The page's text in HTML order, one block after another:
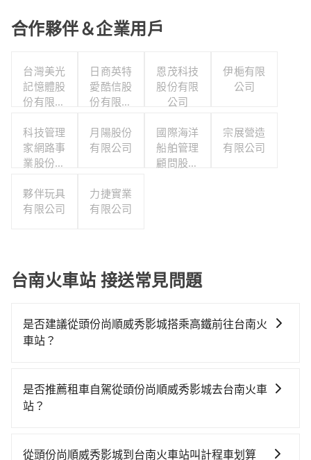
合作夥伴＆企業用戶
台灣美光
記憶體股
份有限公
日商英特
愛酷信股
份有限公
公司
恩茂科技
股份有限
公司
伊梔有限
公司
科技管理
家網路事
業股份有
月陽股份
有限公司
國際海洋
船舶管理
顧問股份
宗展營造
有限公司
夥伴玩具
有限公司
力捷實業
有限公司
台南火車站 接送常見問題
是否建議從頭份尚順威秀影城搭乘高鐵前往台南火
車站？
省時、較貴、轉車麻煩！從最早06:25一直到23:07，台
中-台南一天最多有74班次高鐵可搭乘。假設從頭份尚順
待列車的到來，大概又過了20分鐘，再乘坐36~54分鐘
是否推薦租車自駕從頭份尚順威秀影城去台南火車
站？
時不需要閉目養神（因為要自己開車），最重要的是你
從頭份尚順威秀影城到台南火車站叫計程車划算